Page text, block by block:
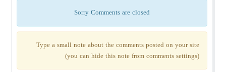
Sorry Comments are closed
Type a small note about the comments posted on your site
(you can hide this note from comments settings)